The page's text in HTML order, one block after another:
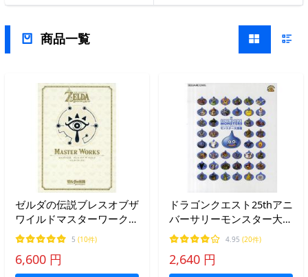
商品一覧
ゼルダの伝説ブレスオブザ
ワイルドマスターワーク
ス/NintendoDREAM編集
部/ゲーム
5 (10件)
6,600 円
ドラゴンクエスト25thアニ
バーサリーモンスター大図
鑑/ゲーム
4.95 (20件)
2,640 円